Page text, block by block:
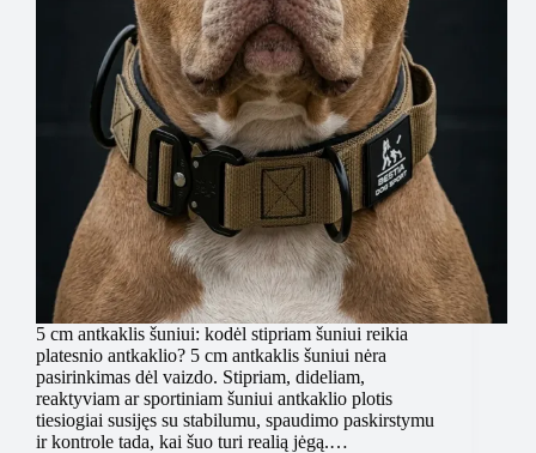
5 cm antkaklis šuniui: kodėl stipriam šuniui reikia
platesnio antkaklio? 5 cm antkaklis šuniui nėra
pasirinkimas dėl vaizdo. Stipriam, dideliam,
reaktyviam ar sportiniam šuniui antkaklio plotis
tiesiogiai susijęs su stabilumu, spaudimo paskirstymu
ir kontrole tada, kai šuo turi realią jėgą.…